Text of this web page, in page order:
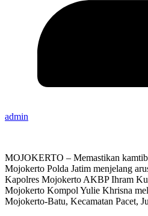
admin
MOJOKERTO – Memastikan
Mojokerto Polda Jatim menjelang
Kapolres Mojokerto AKBP Ihram
Mojokerto Kompol Yulie Khrisna
Mojokerto-Batu, Kecamatan Pacet,